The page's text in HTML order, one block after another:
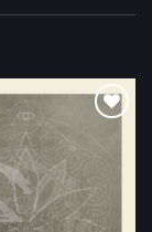
a la
de